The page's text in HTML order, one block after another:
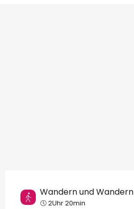
Wandern und Wandern
2Uhr 20min